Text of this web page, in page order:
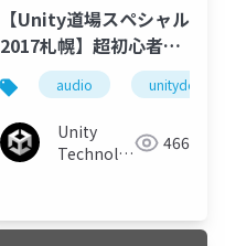
【Unity道場スペシャル
2017札幌】超初心者向
け！Unityのオーディオ
機能を使ってみよう
audio unitydojo
Unity
Technologies 466